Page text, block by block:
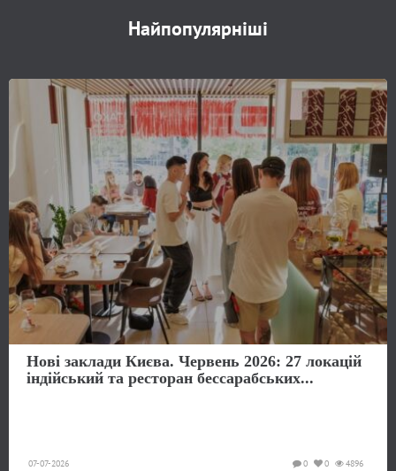
Найпопулярніші
Нові заклади Києва. Червень 2026: 27 локацій
індійський та ресторан бессарабських...
07-07-2026 4896
0
0